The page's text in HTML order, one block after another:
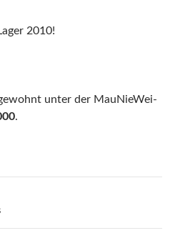
2010!
unter der MauNieWei-
.